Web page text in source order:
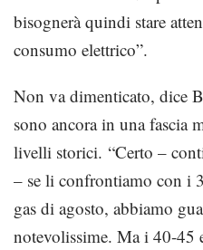
bisognerà quindi stare
consumo elettrico”.
Non va dimenticato, dice
sono ancora in una fascia
livelli storici. “Certo –
– se li confrontiamo con i
gas di agosto, abbiamo
notevolissime. Ma i 40-45